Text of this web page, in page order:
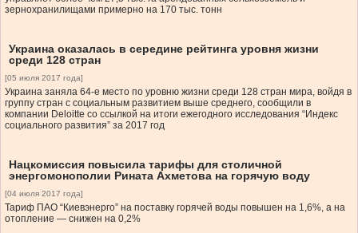
зернохранилищами примерно на 170 тыс. тонн
Украина оказалась в середине рейтинга уровня жизни
среди 128 стран
[05 июля 2017 года]
Украина заняла 64-е место по уровню жизни среди 128 стран мира, войдя в
группу стран с социальным развитием выше среднего, сообщили в
компании Deloitte со ссылкой на итоги ежегодного исследования “Индекс
социального развития” за 2017 год
Нацкомиссия повысила тарифы для столичной
энергомонополии Рината Ахметова на горячую воду
[04 июля 2017 года]
Тариф ПАО “Киевэнерго” на поставку горячей воды повышен на 1,6%, а на
отопление — снижен на 0,2%